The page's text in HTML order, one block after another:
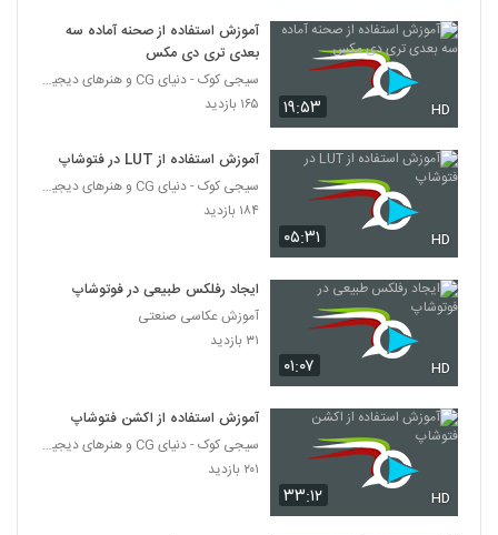
۱۹:۵۳ HD
آموزش استفاده از صحنه آماده سه
بعدی تری دی مکس
سیجی کوک - دنیای CG و هنرهای دیجیتال
۱۶۵ بازدید
۰۵:۳۱ HD
آموزش استفاده از LUT در فتوشاپ
سیجی کوک - دنیای CG و هنرهای دیجیتال
۱۸۴ بازدید
۰۱:۰۷ HD
ایجاد رفلکس طبیعی در فوتوشاپ
آموزش عکاسی صنعتی
۳۱ بازدید
۳۳:۱۲ HD
آموزش استفاده از اکشن فتوشاپ
سیجی کوک - دنیای CG و هنرهای دیجیتال
۲۰۱ بازدید